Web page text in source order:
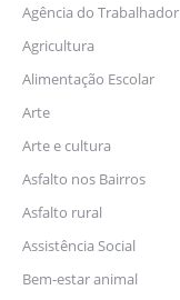
Agência do Trabalhador
Agricultura
Alimentação Escolar
Arte
Arte e cultura
Asfalto nos Bairros
Asfalto rural
Assistência Social
Bem-estar animal